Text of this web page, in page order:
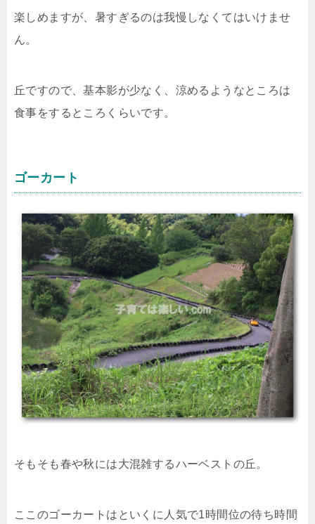
楽しめますが、暑すぎるのは我慢しなくてはいけませ
ん。
丘ですので、基本影が少なく、涼めるようなところは
食事をするところくらいです。
ゴーカート
そもそも春や秋には大混雑するハーベストの丘。
ここのゴーカートはといくに人気で1時間位の待ち時間